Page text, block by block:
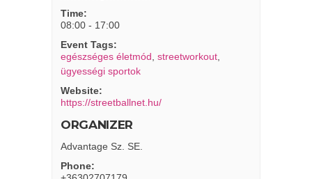
Time:
08:00 - 17:00
Event Tags:
egészséges életmód streetworkout,
ügyességi sportok
Website:
https://streetballnet.hu/
ORGANIZER
Advantage Sz. SE.
Phone: